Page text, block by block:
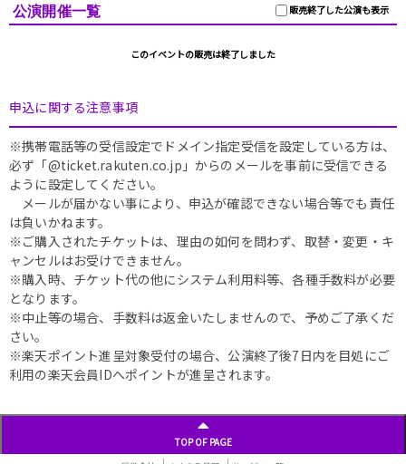
販売終了した公演も表示
公演開催一覧
このイベントの販売は終了しました
申込に関する注意事項
※携帯電話等の受信設定でドメイン指定受信を設定している方は、
必ず「@ticket.rakuten.co.jp」からのメールを事前に受信できる
ように設定してください。
メールが届かない事により、申込が確認できない場合等でも責任
は負いかねます。
※ご購入されたチケットは、理由の如何を問わず、取替・変更・キ
ャンセルはお受けできません。
※購入時、チケット代の他にシステム利用料等、各種手数料が必要
となります。
※中止等の場合、手数料は返金いたしませんので、予めご了承くだ
さい。
※楽天ポイント進呈対象受付の場合、公演終了後7日内を目処にご
利用の楽天会員IDへポイントが進呈されます。
TOP OF PAGE